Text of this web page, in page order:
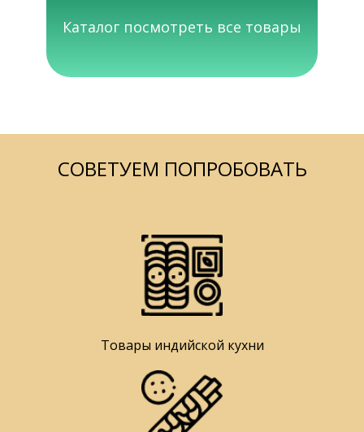
Каталог посмотреть все товары
СОВЕТУЕМ ПОПРОБОВАТЬ
Товары индийской кухни